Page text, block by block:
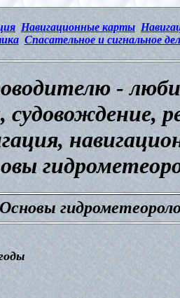
Навигационные карты
Спасательное и сигнальное
-
судовождение,
Основы